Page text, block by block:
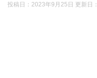
投稿日：2023年9月25日 更新日：